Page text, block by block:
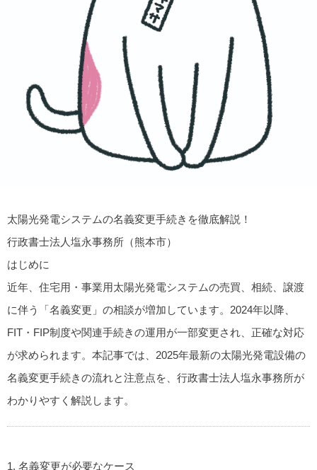
太陽光発電システムの名義変更手続きを徹底解説！
行政書士法人塩永事務所（熊本市）
はじめに
近年、住宅用・事業用太陽光発電システムの売買、相続、譲渡
に伴う「名義変更」の相談が増加しています。2024年以降、
FIT・FIP制度や関連手続きの運用が一部変更され、正確な対応
が求められます。本記事では、2025年最新の太陽光発電設備の
名義変更手続きの流れと注意点を、行政書士法人塩永事務所が
わかりやすく解説します。
1. 名義変更が必要なケース